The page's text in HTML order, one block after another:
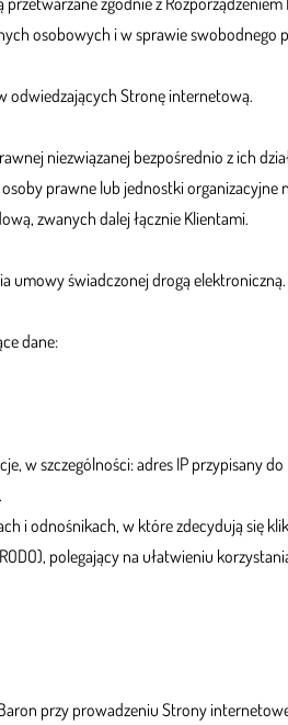
osobowych i w sprawie
odwiedzających Stronę internetową.
niezwiązanej bezpośrednio z ich
prawne lub jednostki
zwanych dalej łącznie Klientami.
świadczonej drogą
dane:
w szczególności: adres IP przypisany
i odnośnikach, w które zdecydują się
polegający na ułatwieniu
przy prowadzeniu Strony